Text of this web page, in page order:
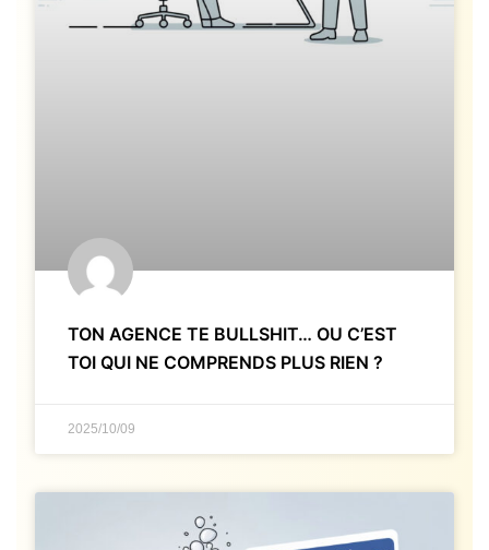
TON AGENCE TE BULLSHIT… OU C’EST
TOI QUI NE COMPRENDS PLUS RIEN ?
2025/10/09